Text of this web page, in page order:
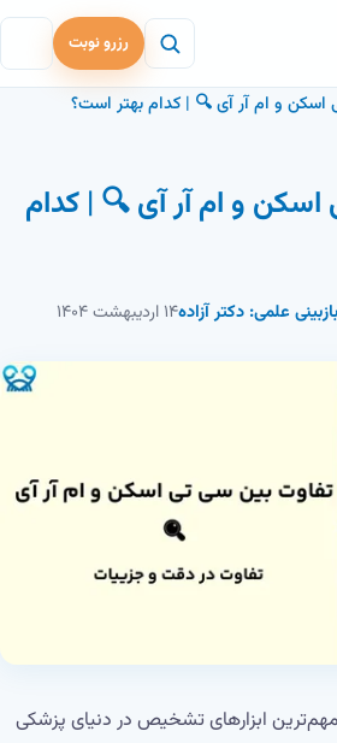
رزرو نوبت
و ام آر آی 🔍 | کدام بهتر است؟
و ام آر آی 🔍 | کدام
علمی: دکتر آزاده۱۴ اردیبهشت ۱۴۰۴
ابزارهای تشخیص در دنیای پزشکی